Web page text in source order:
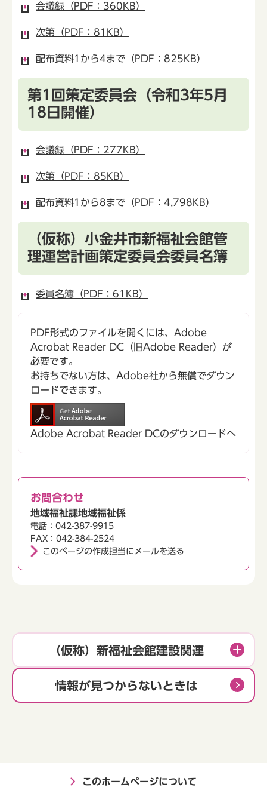
会議録（PDF：360KB）
次第（PDF：81KB）
配布資料1から4まで（PDF：825KB）
第1回策定委員会（令和3年5月
18日開催）
会議録（PDF：277KB）
次第（PDF：85KB）
配布資料1から8まで（PDF：4,798KB）
（仮称）小金井市新福祉会館管
理運営計画策定委員会委員名簿
委員名簿（PDF：61KB）
PDF形式のファイルを開くには、Adobe
Acrobat Reader DC（旧Adobe Reader）が
必要です。
お持ちでない方は、Adobe社から無償でダウン
ロードできます。
Adobe Acrobat Reader DCのダウンロードへ
お問合わせ
地域福祉課地域福祉係
電話：042-387-9915
FAX：042-384-2524
このページの作成担当にメールを送る
（仮称）新福祉会館建設関連
情報が見つからないときは
このホームページについて